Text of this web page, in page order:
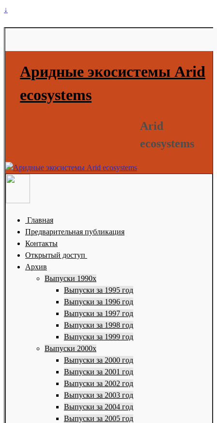
↓
Аридные экосистемы Arid
ecosystems
Arid
ecosystems
Главная
Предварительная публикация
Контакты
Открытый доступ
Архив
Выпуски 1990х
Выпуски за 1995 год
Выпуски за 1996 год
Выпуски за 1997 год
Выпуски за 1998 год
Выпуски за 1999 год
Выпуски 2000х
Выпуски за 2000 год
Выпуски за 2001 год
Выпуски за 2002 год
Выпуски за 2003 год
Выпуски за 2004 год
Выпуски за 2005 год